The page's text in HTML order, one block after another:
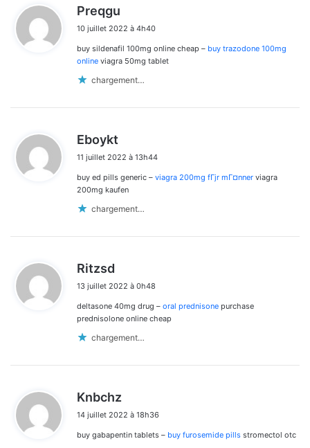
Preqgu
t
:
10 juillet 2022 à 4h40
buy sildenafil 100mg online cheap – buy trazodone 100mg
online viagra 50mg tablet
chargement…
Eboykt
t
:
11 juillet 2022 à 13h44
buy ed pills generic – viagra 200mg fГјr mГ¤nner viagra
200mg kaufen
chargement…
Ritzsd
t
:
13 juillet 2022 à 0h48
deltasone 40mg drug – oral prednisone purchase
prednisolone online cheap
chargement…
Knbchz
t
14 juillet 2022 à 18h36
buy gabapentin tablets – buy furosemide pills stromectol otc